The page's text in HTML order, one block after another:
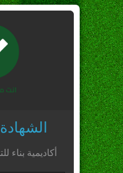
أكاديمية بناء